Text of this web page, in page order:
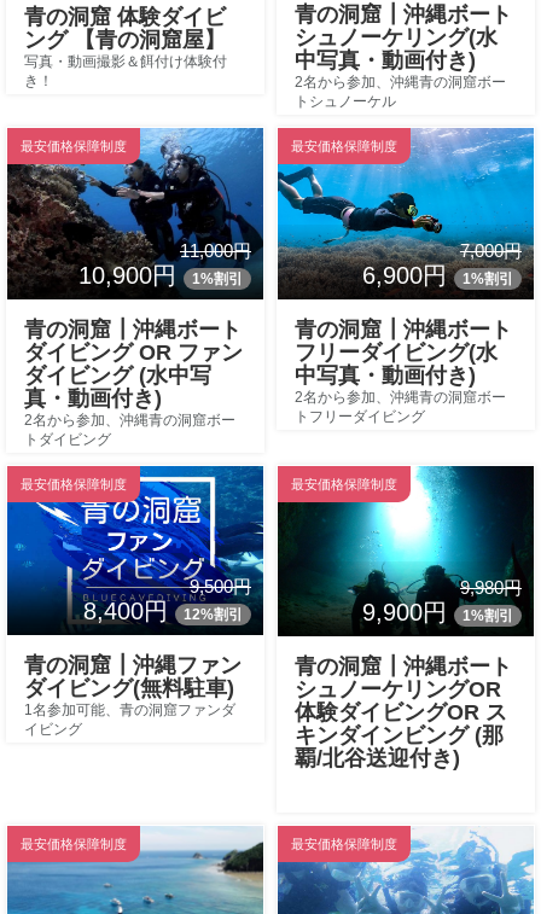
青の洞窟 体験ダイビ
ング 【青の洞窟屋】
写真・動画撮影＆餌付け体験付
き！
青の洞窟┃沖縄ボート
シュノーケリング(水
中写真・動画付き)
2名から参加、沖縄青の洞窟ボー
トシュノーケル
最安価格保障制度
11,000円
10,900円 1%割引
青の洞窟┃沖縄ボート
ダイビング OR ファン
ダイビング (水中写
真・動画付き)
2名から参加、沖縄青の洞窟ボー
トダイビング
最安価格保障制度
7,000円
6,900円 1%割引
青の洞窟┃沖縄ボート
フリーダイビング(水
中写真・動画付き)
2名から参加、沖縄青の洞窟ボー
トフリーダイビング
最安価格保障制度
9,500円
8,400円 12%割引
青の洞窟┃沖縄ファン
ダイビング(無料駐車)
1名参加可能、青の洞窟ファンダ
イビング
最安価格保障制度
9,980円
9,900円 1%割引
青の洞窟┃沖縄ボート
シュノーケリングOR
体験ダイビングOR ス
キンダインビング (那
覇/北谷送迎付き)
最安価格保障制度 最安価格保障制度